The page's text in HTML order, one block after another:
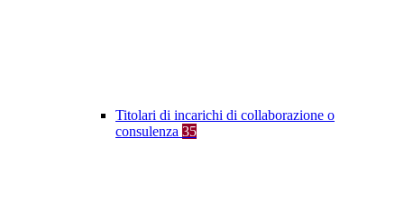
Titolari di incarichi di collaborazione o
consulenza 35